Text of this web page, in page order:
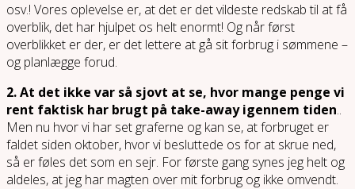
osv.! Vores oplevelse er, at det er det vildeste redskab til at få
overblik, det har hjulpet os helt enormt! Og når først
overblikket er der, er det lettere at gå sit forbrug i sømmene –
og planlægge forud.
2. At det ikke var så sjovt at se, hvor mange penge vi
rent faktisk har brugt på take-away igennem tiden..
Men nu hvor vi har set graferne og kan se, at forbruget er
faldet siden oktober, hvor vi besluttede os for at skrue ned,
så er føles det som en sejr. For første gang synes jeg helt og
aldeles, at jeg har magten over mit forbrug og ikke omvendt.